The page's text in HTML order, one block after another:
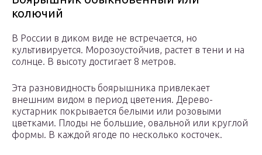
колючий
В России в диком виде не встречается, но
культивируется. Морозоустойчив, растет в тени и на
солнце. В высоту достигает 8 метров.
Эта разновидность боярышника привлекает
внешним видом в период цветения. Дерево-
кустарник покрывается белыми или розовыми
цветками. Плоды не большие, овальной или круглой
формы. В каждой ягоде по несколько косточек.